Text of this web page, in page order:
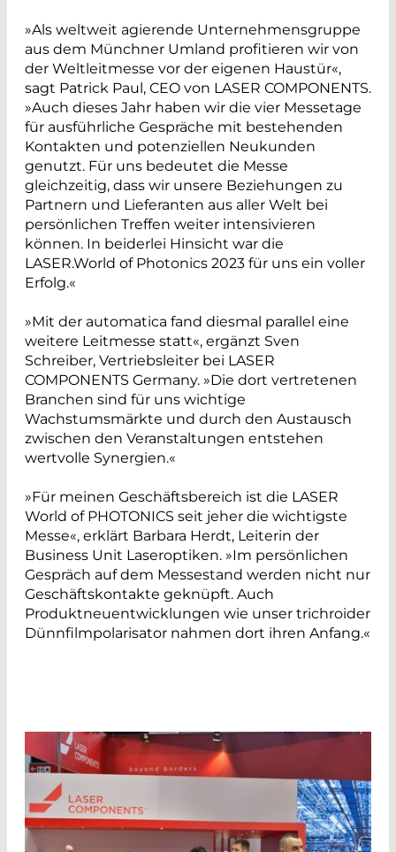
»Als weltweit agierende Unternehmensgruppe
aus dem Münchner Umland profitieren wir von
der Weltleitmesse vor der eigenen Haustür«,
sagt Patrick Paul, CEO von LASER COMPONENTS.
»Auch dieses Jahr haben wir die vier Messetage
für ausführliche Gespräche mit bestehenden
Kontakten und potenziellen Neukunden
genutzt. Für uns bedeutet die Messe
gleichzeitig, dass wir unsere Beziehungen zu
Partnern und Lieferanten aus aller Welt bei
persönlichen Treffen weiter intensivieren
können. In beiderlei Hinsicht war die
LASER.World of Photonics 2023 für uns ein voller
Erfolg.«
»Mit der automatica fand diesmal parallel eine
weitere Leitmesse statt«, ergänzt Sven
Schreiber, Vertriebsleiter bei LASER
COMPONENTS Germany. »Die dort vertretenen
Branchen sind für uns wichtige
Wachstumsmärkte und durch den Austausch
zwischen den Veranstaltungen entstehen
wertvolle Synergien.«
»Für meinen Geschäftsbereich ist die LASER
World of PHOTONICS seit jeher die wichtigste
Messe«, erklärt Barbara Herdt, Leiterin der
Business Unit Laseroptiken. »Im persönlichen
Gespräch auf dem Messestand werden nicht nur
Geschäftskontakte geknüpft. Auch
Produktneuentwicklungen wie unser trichroider
Dünnfilmpolarisator nahmen dort ihren Anfang.«